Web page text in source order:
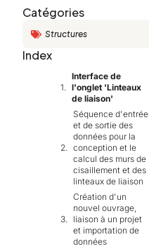
Catégories
Structures
Index
Interface de
l'onglet 'Linteaux
de liaison'
Séquence d'entrée
et de sortie des
données pour la
conception et le
calcul des murs de
cisaillement et des
linteaux de liaison
Création d'un
nouvel ouvrage,
liaison à un projet
et importation de
données